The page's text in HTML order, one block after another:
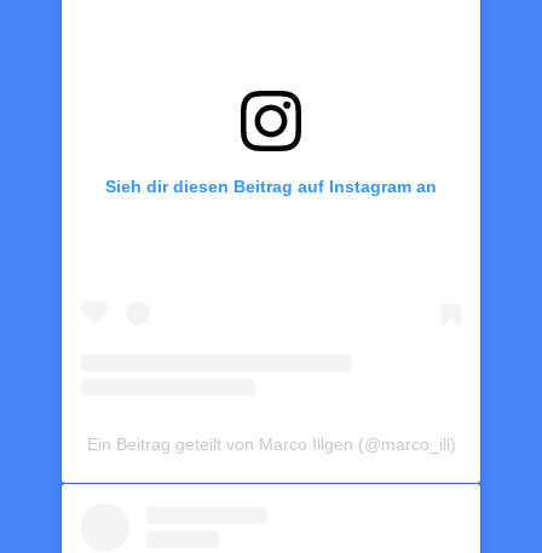
Sieh dir diesen Beitrag auf Instagram an
Ein Beitrag geteilt von Marco Illgen (@marco_ill)